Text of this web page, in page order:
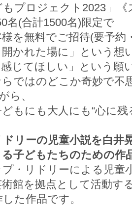
もプロジェクト2023」
名(合計1500名)限定で
を無料でご招待(要予
開かれた場に」という
じてほしい」という願
らではのどこか奇妙で不
ら、
もにも大人にも“心に
リーの児童小説を白井
る子どもたちのための
・リドリーによる児童
館を拠点として活動す
た作品です。